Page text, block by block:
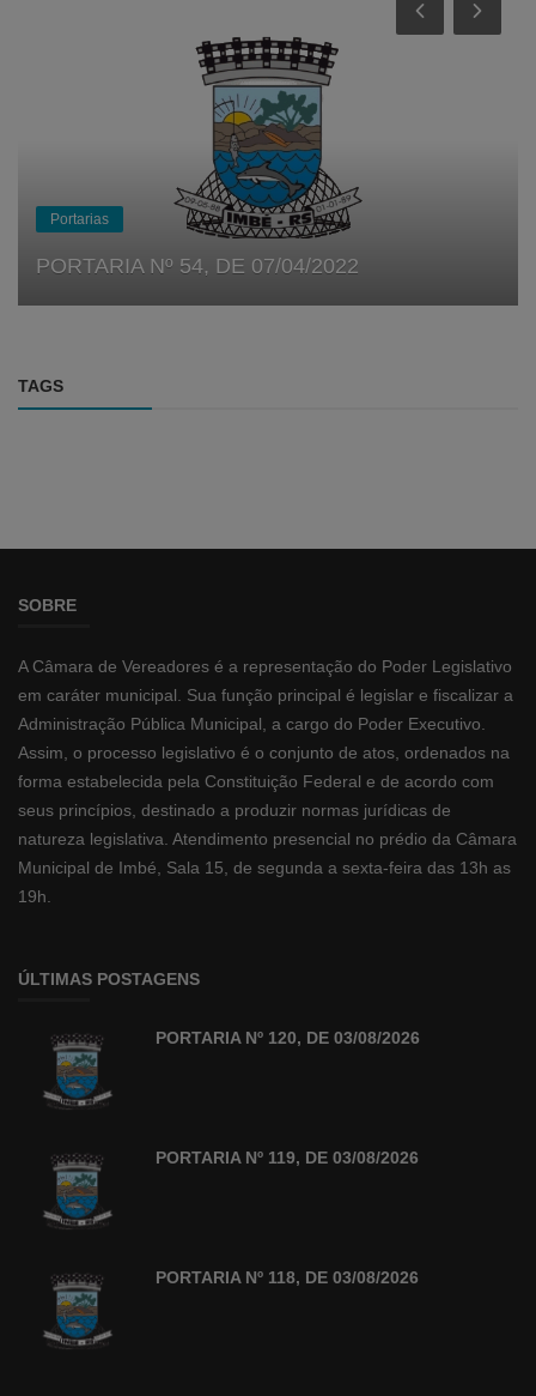
Portarias
PORTARIA Nº 54, DE 07/04/2022
TAGS
SOBRE
A Câmara de Vereadores é a representação do Poder Legislativo
em caráter municipal. Sua função principal é legislar e fiscalizar a
Administração Pública Municipal, a cargo do Poder Executivo.
Assim, o processo legislativo é o conjunto de atos, ordenados na
forma estabelecida pela Constituição Federal e de acordo com
seus princípios, destinado a produzir normas jurídicas de
natureza legislativa. Atendimento presencial no prédio da Câmara
Municipal de Imbé, Sala 15, de segunda a sexta-feira das 13h as
19h.
ÚLTIMAS POSTAGENS
PORTARIA Nº 120, DE 03/08/2026
PORTARIA Nº 119, DE 03/08/2026
PORTARIA Nº 118, DE 03/08/2026